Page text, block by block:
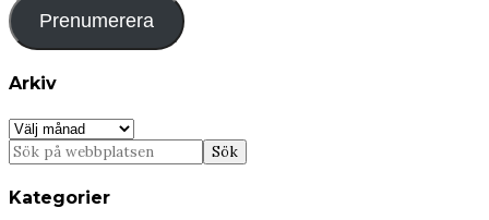
Prenumerera
Arkiv
Arkiv
Kategorier